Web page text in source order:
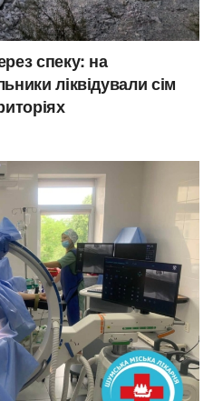
спеку: на
ліквідували сім